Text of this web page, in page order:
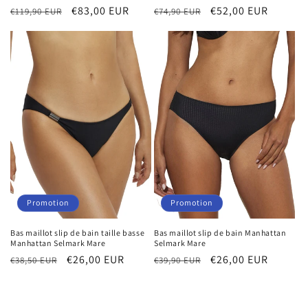
Prix
€119,90 EUR
Prix
€83,00 EUR
Prix
€74,90 EUR
Prix
€52,00 EUR
Promotion
Bas maillot slip de bain taille basse
Manhattan Selmark Mare
Prix
€38,50 EUR
Prix
€26,00 EUR
Promotion
Bas maillot slip de bain Manhattan
Selmark Mare
Prix
€39,90 EUR
Prix
€26,00 EUR